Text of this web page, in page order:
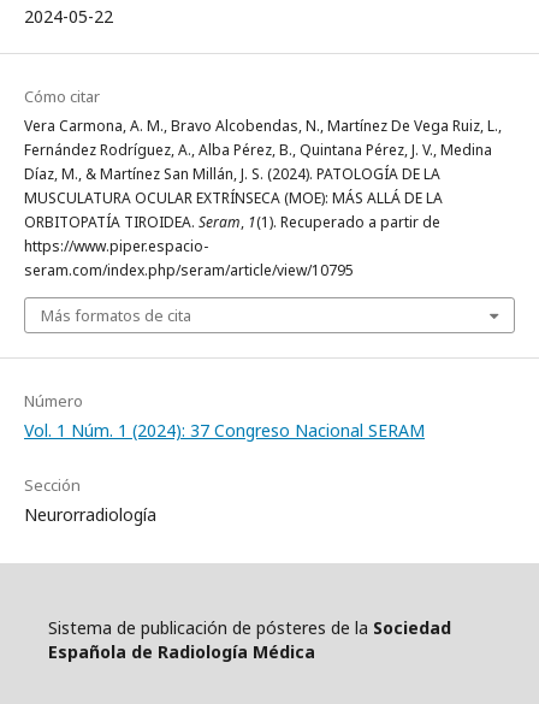
2024-05-22
Cómo citar
Vera Carmona, A. M., Bravo Alcobendas, N., Martínez De Vega Ruiz, L.,
Fernández Rodríguez, A., Alba Pérez, B., Quintana Pérez, J. V., Medina
Díaz, M., & Martínez San Millán, J. S. (2024). PATOLOGÍA DE LA
MUSCULATURA OCULAR EXTRÍNSECA (MOE): MÁS ALLÁ DE LA
ORBITOPATÍA TIROIDEA. Seram, 1(1). Recuperado a partir de
https://www.piper.espacio-
seram.com/index.php/seram/article/view/10795
Más formatos de cita
Número
Vol. 1 Núm. 1 (2024): 37 Congreso Nacional SERAM
Sección
Neurorradiología
Sistema de publicación de pósteres de la Sociedad
Española de Radiología Médica